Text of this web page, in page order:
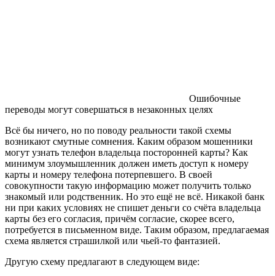
Ошибочные
переводы могут совершаться в незаконных целях
Всё бы ничего, но по поводу реальности такой схемы
возникают смутные сомнения. Каким образом мошенники
могут узнать телефон владельца посторонней карты? Как
минимум злоумышленник должен иметь доступ к номеру
карты и номеру телефона потерпевшего. В своей
совокупности такую информацию может получить только
знакомый или родственник. Но это ещё не всё. Никакой банк
ни при каких условиях не спишет деньги со счёта владельца
карты без его согласия, причём согласие, скорее всего,
потребуется в письменном виде. Таким образом, предлагаемая
схема является страшилкой или чьей-то фантазией.
Другую схему предлагают в следующем виде: